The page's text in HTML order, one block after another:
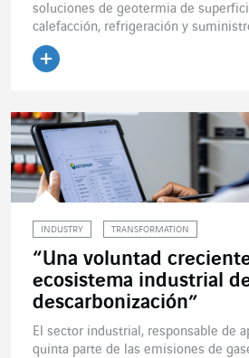
soluciones de geotermia de
calefacción, refrigeración y
INDUSTRY TRANSFORMATION
“Una voluntad
ecosistema industrial
descarbonización”
El sector industrial, responsable de
quinta parte de las emisiones de